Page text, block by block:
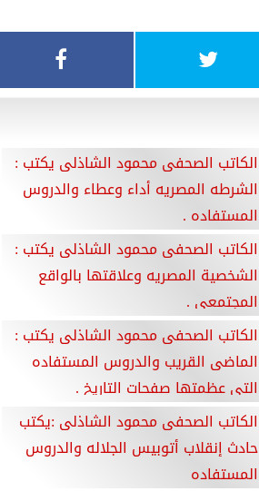
الكاتب الصحفى محمود الشاذلى يكتب :
الشرطه المصريه أداء وعطاء والدروس
المستفاده .
الكاتب الصحفى محمود الشاذلى يكتب :
الشخصية المصريه وعلاقتها بالواقع
المجتمعى .
الكاتب الصحفى محمود الشاذلى يكتب :
الماضى القريب والدروس المستفاده
التى عظمتها صفحات التاريخ .
الكاتب الصحفى محمود الشاذلى :يكتب
حادث إنقلاب أتوبيس الجلاله والدروس
المستفاده